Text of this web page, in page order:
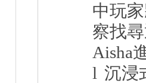
中玩
察找
Aisha
l 沉浸